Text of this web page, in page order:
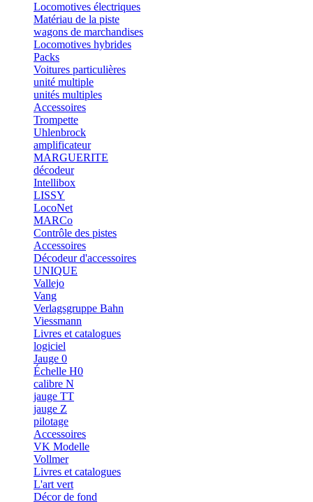
Locomotives électriques
Matériau de la piste
wagons de marchandises
Locomotives hybrides
Packs
Voitures particulières
unité multiple
unités multiples
Accessoires
Trompette
Uhlenbrock
amplificateur
MARGUERITE
décodeur
Intellibox
LISSY
LocoNet
MARCo
Contrôle des pistes
Accessoires
Décodeur d'accessoires
UNIQUE
Vallejo
Vang
Verlagsgruppe Bahn
Viessmann
Livres et catalogues
logiciel
Jauge 0
Échelle H0
calibre N
jauge TT
jauge Z
pilotage
Accessoires
VK Modelle
Vollmer
Livres et catalogues
L'art vert
Décor de fond